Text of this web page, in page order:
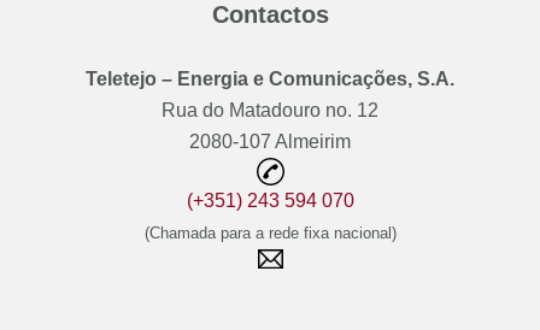
Contactos
Teletejo – Energia e Comunicações, S.A.
Rua do Matadouro no. 12
2080-107 Almeirim
(+351) 243 594 070
(Chamada para a rede fixa nacional)